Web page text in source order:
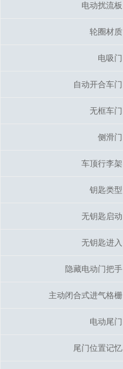
电动扰流板
轮圈材质
电吸门
自动开合车门
无框车门
侧滑门
车顶行李架
钥匙类型
无钥匙启动
无钥匙进入
隐藏电动门把手
主动闭合式进气格栅
电动尾门
尾门位置记忆
电动扰流板
轮圈材质
电吸门
自动开合车门
无框车门
侧滑门
车顶行李架
钥匙类型
无钥匙启动
无钥匙进入
隐藏电动门把手
主动闭合式进气格栅
电动尾门
尾门位置记忆